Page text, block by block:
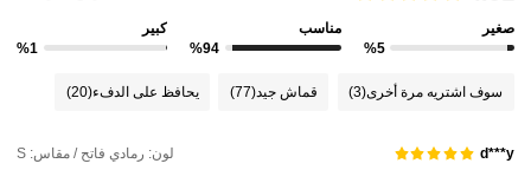
صغير
%5
مناسب
%94
كبير
%1
سوف اشتريه مرة أخرى(3) قماش جيد(77) يحافظ على الدفء(20)
d***y لون: رمادي فاتح / مقاس: S